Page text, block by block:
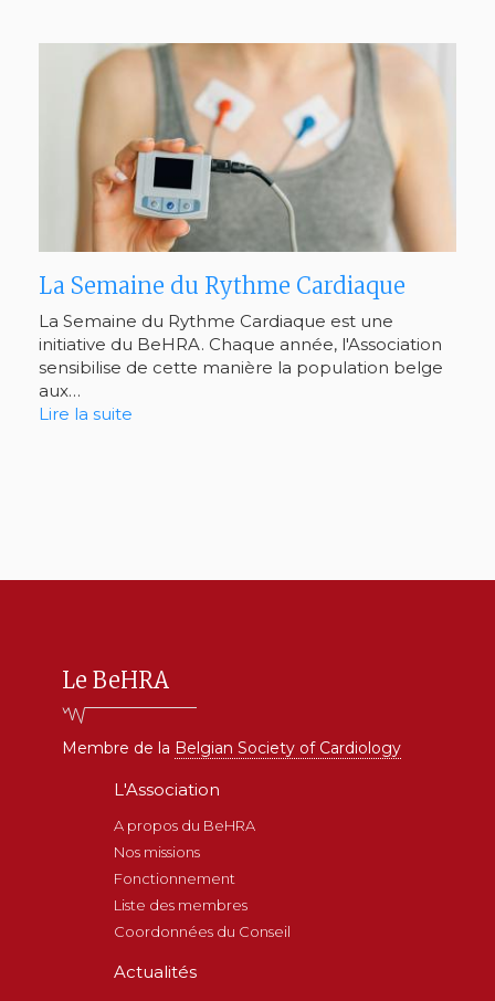
La Semaine du Rythme Cardiaque
La Semaine du Rythme Cardiaque est une
initiative du BeHRA. Chaque année, l'Association
sensibilise de cette manière la population belge
aux…
Lire la suite
Le BeHRA
Membre de la Belgian Society of Cardiology
Main
navigation
L'Association
A propos du BeHRA
Nos missions
Fonctionnement
Liste des membres
Coordonnées du Conseil
Actualités